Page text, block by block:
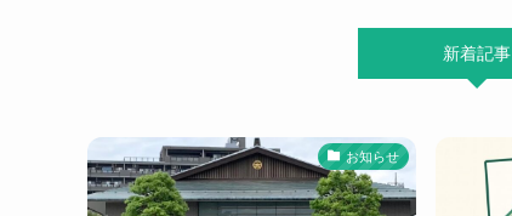
新着記事
お知らせ